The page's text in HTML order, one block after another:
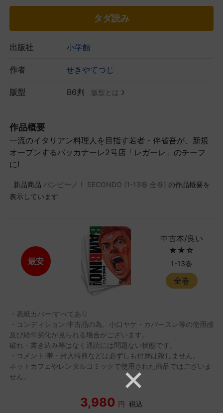
タダ読み
出版社 小学館
作者 せきやてつじ
版型 B6判 版型とは
作品概要
一流のイタリアン料理人を目指す若者・伴省吾が、新規
オープンするバッカナーレ2号店「レガーレ」のチーフ
に!
新品商品 バンビ〜ノ！ SECONDO (1-13巻 全巻) の作品概要を
表示しています
最安
中古本/良い
★★☆
1-13巻
全巻
・表紙カバー:すべてあり
・コンディション:中古品の為、小口ヤケ・カバースレ等の使用感
及び経年劣化が見られる場合がございます。
破れ・書き込み等はなく通読には問題ない状態です。
・コメント:帯・封入特典などは必ずしも付属は致しません。
ネットカフェやレンタルコミックで使用された商品ではございま
せん。
3,980 円 税込